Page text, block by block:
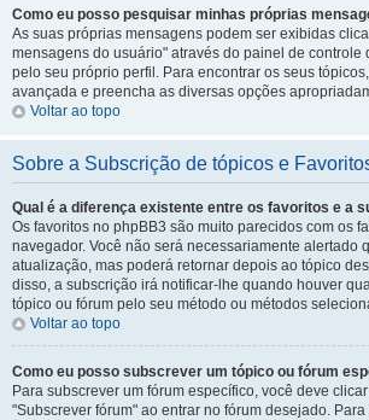
Como eu posso pesquisar minhas próprias
As suas próprias mensagens podem ser exibidas
mensagens do usuário" através do painel de controle
pelo seu próprio perfil. Para encontrar os seus
avançada e preencha as diversas opções
Voltar ao topo
Sobre a Subscrição de tópicos e
Qual é a diferença existente entre os favoritos e a
Os favoritos no phpBB3 são muito parecidos com os
navegador. Você não será necessariamente alertado
atualização, mas poderá retornar depois ao tópico
disso, a subscrição irá notificar-lhe quando houver
tópico ou fórum pelo seu método ou métodos
Voltar ao topo
Como eu posso subscrever um tópico ou fórum
Para subscrever um fórum específico, você deve
"Subscrever fórum" ao entrar no fórum desejado.